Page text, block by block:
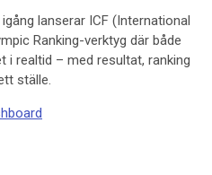
lanserar ICF (International
Ranking-verktyg där både
i realtid – med resultat, ranking
ställe.